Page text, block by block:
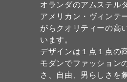
オランダのアムステル
アメリカン・ヴィンテ
がらクオリティーの高
います。
デザインは１点１点の
モダンでファッション
さ、自由、男らしさを